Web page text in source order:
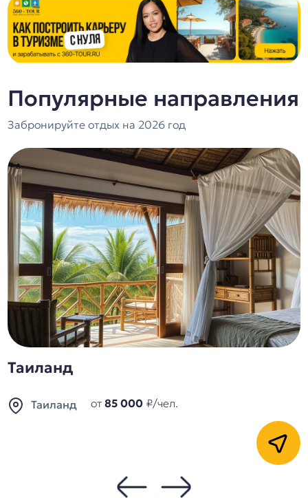
Популярные направления
Забронируйте отдых на 2026 год
Таиланд
Таиланд от85 000 ₽/чел.
Кнопка